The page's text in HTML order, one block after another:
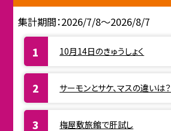
集計期間：2026/7/8～2026/8/7
10月14日のきゅうしょく
サーモンとサケ、マスの違いは？
梅屋敷旅館で肝試し